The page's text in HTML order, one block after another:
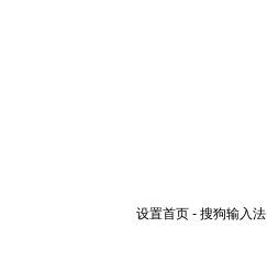
设置首页 - 搜狗输入法